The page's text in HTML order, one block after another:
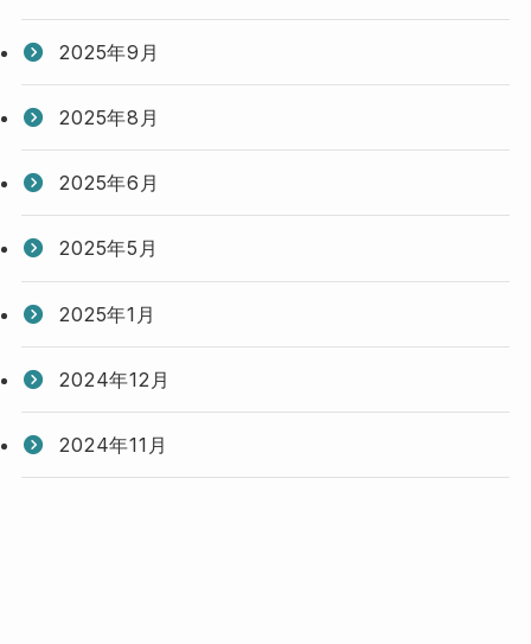
2025年9月
2025年8月
2025年6月
2025年5月
2025年1月
2024年12月
2024年11月